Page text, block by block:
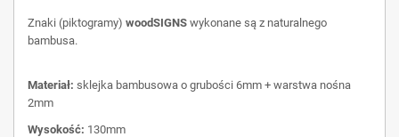
Znaki (piktogramy) woodSIGNS wykonane są z naturalnego
bambusa.
Materiał: sklejka bambusowa o grubości 6mm + warstwa nośna
2mm
Wysokość: 130mm